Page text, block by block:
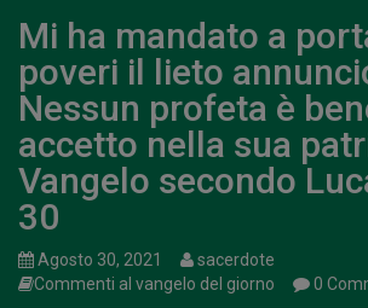
Mi ha mandato a
poveri il lieto
Nessun profeta è
accetto nella sua
Vangelo secondo
30
Agosto 30, 2021
sacerdote
Commenti al vangelo del giorno
0